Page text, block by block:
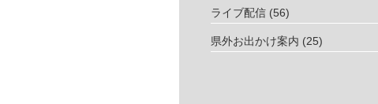
ライブ配信 (56)
県外お出かけ案内 (25)